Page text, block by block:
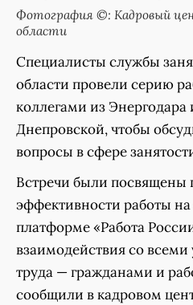
Фотография ©: Кадровый
области
Специалисты службы
области провели серию
коллегами из
Днепровской, чтобы
вопросы в сфере
Встречи были
эффективности работы
платформе «Работа
взаимодействия со
труда — гражданами и
сообщили в кадровом